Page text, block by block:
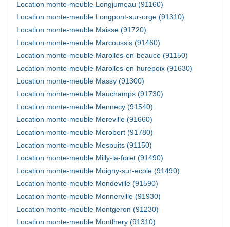
Location monte-meuble Longjumeau (91160)
Location monte-meuble Longpont-sur-orge (91310)
Location monte-meuble Maisse (91720)
Location monte-meuble Marcoussis (91460)
Location monte-meuble Marolles-en-beauce (91150)
Location monte-meuble Marolles-en-hurepoix (91630)
Location monte-meuble Massy (91300)
Location monte-meuble Mauchamps (91730)
Location monte-meuble Mennecy (91540)
Location monte-meuble Mereville (91660)
Location monte-meuble Merobert (91780)
Location monte-meuble Mespuits (91150)
Location monte-meuble Milly-la-foret (91490)
Location monte-meuble Moigny-sur-ecole (91490)
Location monte-meuble Mondeville (91590)
Location monte-meuble Monnerville (91930)
Location monte-meuble Montgeron (91230)
Location monte-meuble Montlhery (91310)